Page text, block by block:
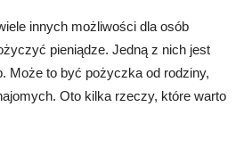
innych możliwości dla osób
pieniądze. Jedną z nich jest
Może to być pożyczka od rodziny,
Oto kilka rzeczy, które warto